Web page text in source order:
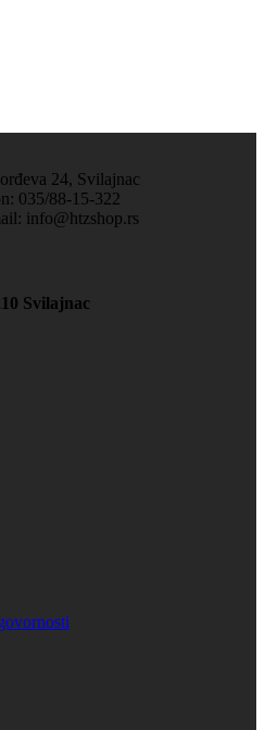
24, Svilajnac
035/88-15-322
info@htzshop.rs
Svilajnac